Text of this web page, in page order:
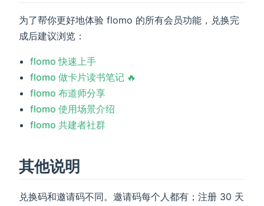
为了帮你更好地体验 flomo 的所有会员功能，兑换完
成后建议浏览：
flomo 快速上手
flomo 做卡片读书笔记 🔥
flomo 布道师分享
flomo 使用场景介绍
flomo 共建者社群
其他说明
兑换码和邀请码不同。邀请码每个人都有；注册 30 天